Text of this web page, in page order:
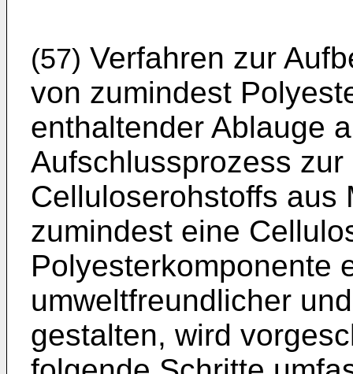
(57) Verfahren zur
von zumindest
enthaltender Ablauge
Aufschlussprozess
Celluloserohstoffs aus
zumindest eine
Polyesterkomponente
umweltfreundlicher
gestalten, wird